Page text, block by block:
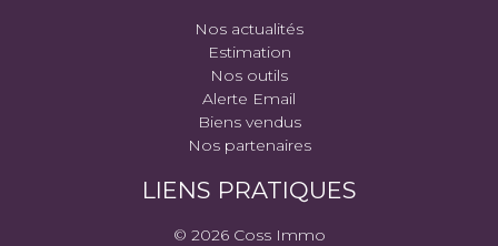
Nos actualités
Estimation
Nos outils
Alerte Email
Biens vendus
Nos partenaires
LIENS PRATIQUES
© 2026 Coss Immo